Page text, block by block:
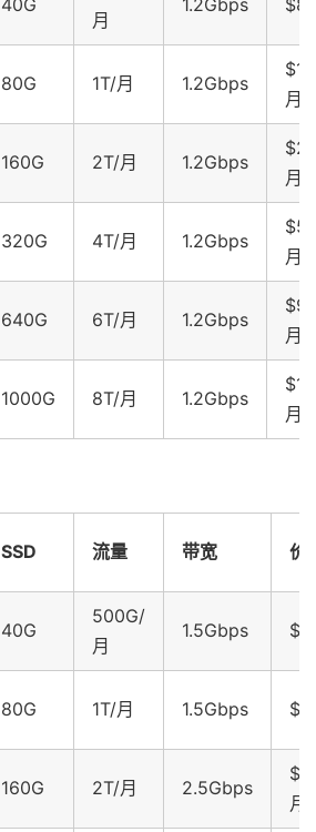
月
80G 1T/月 1.2Gbps
月
160G 2T/月 1.2Gbps
月
320G 4T/月 1.2Gbps
月
640G 6T/月 1.2Gbps
月
1000G 8T/月 1.2Gbps
月
SSD 流量 带宽 价
40G
500G/
月
1.5Gbps
80G 1T/月 1.5Gbps
160G 2T/月 2.5Gbps
月